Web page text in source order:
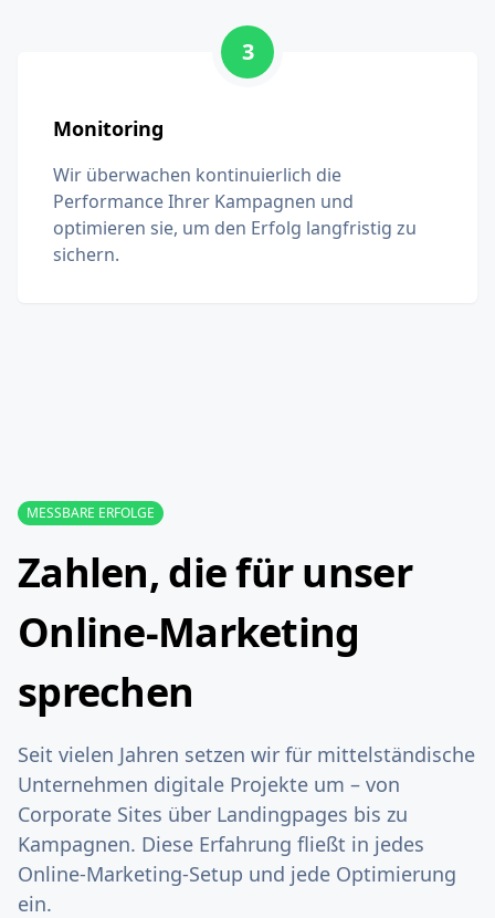
3
Monitoring
Wir überwachen kontinuierlich die
Performance Ihrer Kampagnen und
optimieren sie, um den Erfolg langfristig zu
sichern.
MESSBARE ERFOLGE
Zahlen, die für unser
Online-Marketing
sprechen
Seit vielen Jahren setzen wir für mittelständische
Unternehmen digitale Projekte um – von
Corporate Sites über Landingpages bis zu
Kampagnen. Diese Erfahrung fließt in jedes
Online-Marketing-Setup und jede Optimierung
ein.